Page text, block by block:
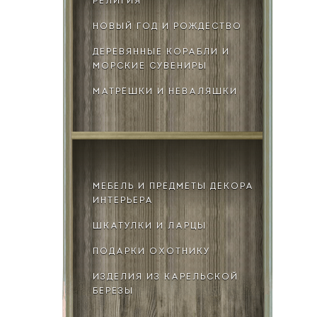
НОВЫЙ ГОД И РОЖДЕСТВО
ДЕРЕВЯННЫЕ КОРАБЛИ И
МОРСКИЕ СУВЕНИРЫ
МАТРЁШКИ И НЕВАЛЯШКИ
МЕБЕЛЬ И ПРЕДМЕТЫ ДЕКОРА
ИНТЕРЬЕРА
ШКАТУЛКИ И ЛАРЦЫ
ПОДАРКИ ОХОТНИКУ
ИЗДЕЛИЯ ИЗ КАРЕЛЬСКОЙ
БЕРЕЗЫ